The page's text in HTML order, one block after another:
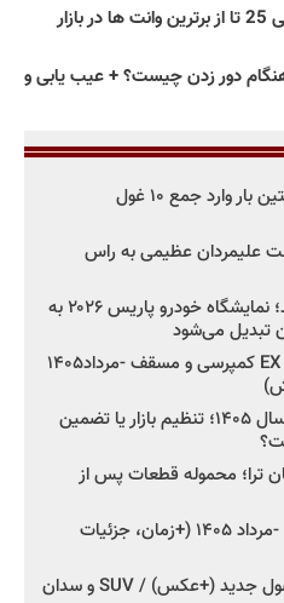
بهترین وانت ها در ایران: معرفی 25 تا از برترین وانت ها در بازار
دور زدن چیست؟ + عیب یابی و
۳ خودروساز چینی برای نخستین بار وارد جمع ۱۰ غول
علیمردان عظیمی به راس
چینی‌ها به قلب اروپا رسیدند؛ نمایشگاه خودرو پاریس ۲۰۲۶ به
تبدیل می‌شود
شروع فروش اقساطی زامیاد EX کمپرسی و مسقف -مرداد۱۴۰۵
راز واردات ۷۵ هزار خودرو در سال ۱۴۰۵؛ تنظیم بازار یا تضمین
ترا؛ محموله قطعات پس از
شروع فروش کوییک S سایپا -مرداد ۱۴۰۵ (+زمان، جزئیات
کرمان موتور به دنبال ۲ محصول جدید (+عکس) / SUV و سدان